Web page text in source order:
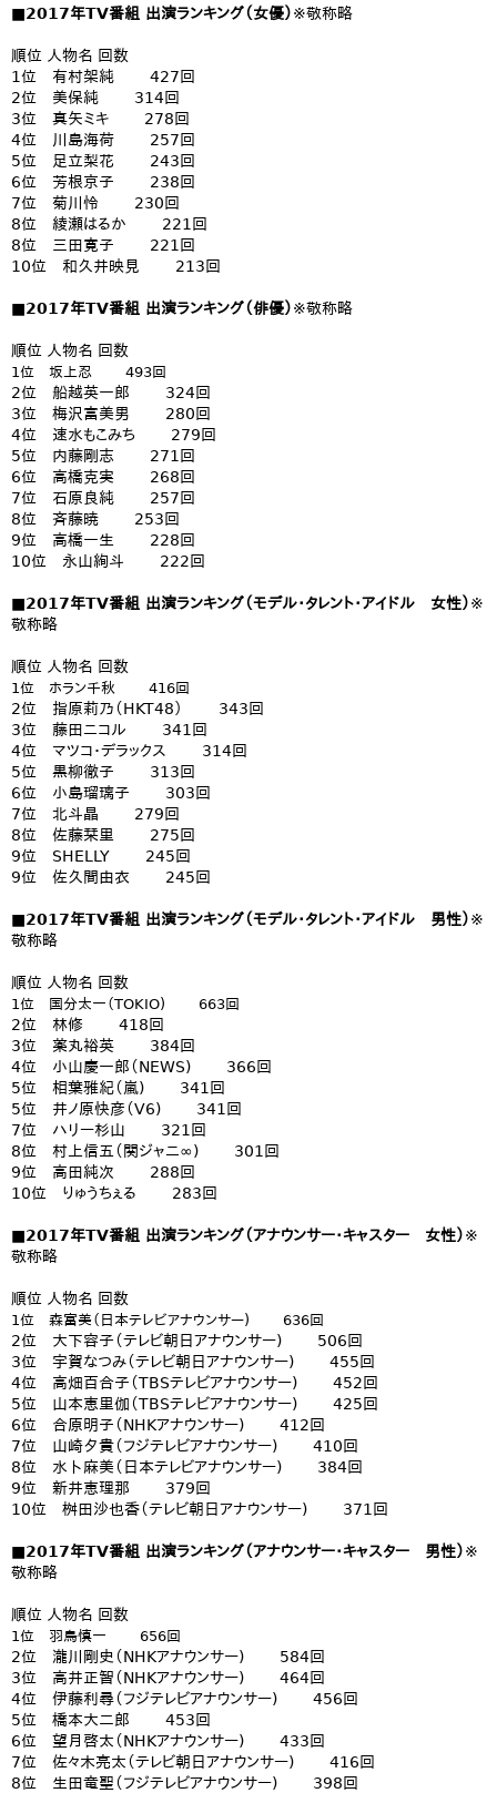
■2017年TV番組 出演ランキング（女優）※敬称略
順位 人物名 回数
1位 有村架純 427回
2位 美保純 314回
3位 真矢ミキ 278回
4位 川島海荷 257回
5位 足立梨花 243回
6位 芳根京子 238回
7位 菊川怜 230回
8位 綾瀬はるか 221回
8位 三田寛子 221回
10位 和久井映見 213回
■2017年TV番組 出演ランキング（俳優）※敬称略
順位 人物名 回数
1位 坂上忍 493回
2位 船越英一郎 324回
3位 梅沢富美男 280回
4位 速水もこみち 279回
5位 内藤剛志 271回
6位 高橋克実 268回
7位 石原良純 257回
8位 斉藤暁 253回
9位 高橋一生 228回
10位 永山絢斗 222回
■2017年TV番組 出演ランキング（モデル・タレント・アイドル 女性）※
敬称略
順位 人物名 回数
1位 ホラン千秋 416回
2位 指原莉乃（HKT48） 343回
3位 藤田ニコル 341回
4位 マツコ・デラックス 314回
5位 黒柳徹子 313回
6位 小島瑠璃子 303回
7位 北斗晶 279回
8位 佐藤栞里 275回
9位 SHELLY 245回
9位 佐久間由衣 245回
■2017年TV番組 出演ランキング（モデル・タレント・アイドル 男性）※
敬称略
順位 人物名 回数
1位 国分太一（TOKIO) 663回
2位 林修 418回
3位 薬丸裕英 384回
4位 小山慶一郎（NEWS) 366回
5位 相葉雅紀（嵐) 341回
5位 井ノ原快彦（V6) 341回
7位 ハリー杉山 321回
8位 村上信五（関ジャニ∞) 301回
9位 高田純次 288回
10位 りゅうちぇる 283回
■2017年TV番組 出演ランキング（アナウンサー・キャスター 女性）※
敬称略
順位 人物名 回数
1位 森富美（日本テレビアナウンサー) 636回
2位 大下容子（テレビ朝日アナウンサー) 506回
3位 宇賀なつみ（テレビ朝日アナウンサー) 455回
4位 高畑百合子（TBSテレビアナウンサー) 452回
5位 山本恵里伽（TBSテレビアナウンサー) 425回
6位 合原明子（NHKアナウンサー) 412回
7位 山崎夕貴（フジテレビアナウンサー) 410回
8位 水卜麻美（日本テレビアナウンサー) 384回
9位 新井恵理那 379回
10位 桝田沙也香（テレビ朝日アナウンサー) 371回
■2017年TV番組 出演ランキング（アナウンサー・キャスター 男性）※
敬称略
順位 人物名 回数
1位 羽鳥慎一 656回
2位 瀧川剛史（NHKアナウンサー) 584回
3位 高井正智（NHKアナウンサー) 464回
4位 伊藤利尋（フジテレビアナウンサー) 456回
5位 橋本大二郎 453回
6位 望月啓太（NHKアナウンサー) 433回
7位 佐々木亮太（テレビ朝日アナウンサー) 416回
8位 生田竜聖（フジテレビアナウンサー) 398回